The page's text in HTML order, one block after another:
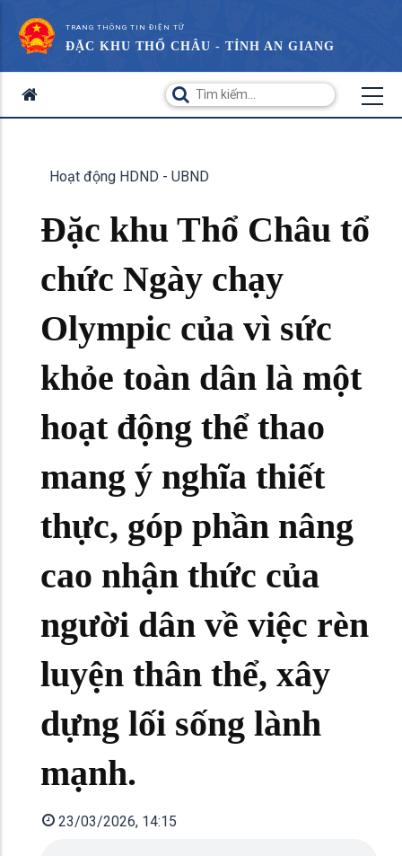
TRANG THÔNG TIN ĐIỆN TỬ
ĐẶC KHU THỔ CHÂU - TỈNH AN GIANG
Hoạt động HDND - UBND
Đặc khu Thổ Châu tổ
chức Ngày chạy
Olympic của vì sức
khỏe toàn dân là một
hoạt động thể thao
mang ý nghĩa thiết
thực, góp phần nâng
cao nhận thức của
người dân về việc rèn
luyện thân thể, xây
dựng lối sống lành
mạnh.
23/03/2026, 14:15